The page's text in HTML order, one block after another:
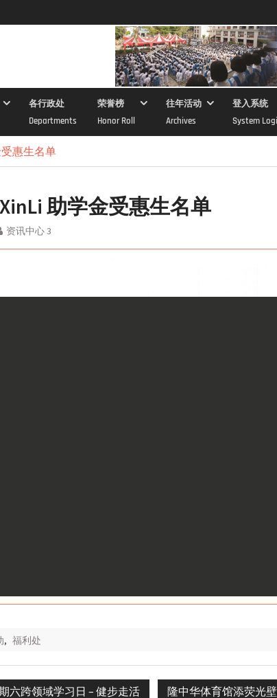
各行政处
Departments
荣誉榜
Honor Roll
往年活动
Archives
登入系统
System
受惠生名单
助学金受惠生名单
资讯中心 3
, 福利处
六跨领域学习日 – 健步走活
Next
隆中华体育馆添荧光